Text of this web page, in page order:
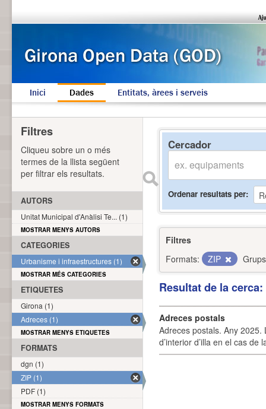
Inici Dades Entitats, àrees i serveis
Cercador
Ordenar resultats per
Filtres
Formats:
ZIP
Resultat de la
Adreces postals
Adreces postals. Any 2025.
d’interior d’illa en el cas
Filtres
Cliqueu sobre un o més
termes de la llista següent
per filtrar els resultats.
AUTORS
Unitat Municipal d'Anàlisi Te... (1)
MOSTRAR MENYS AUTORS
CATEGORIES
Urbanisme i infraestructures (1)
MOSTRAR MÉS CATEGORIES
ETIQUETES
Girona (1)
Adreces (1)
MOSTRAR MENYS ETIQUETES
FORMATS
dgn (1)
ZIP (1)
PDF (1)
MOSTRAR MENYS FORMATS